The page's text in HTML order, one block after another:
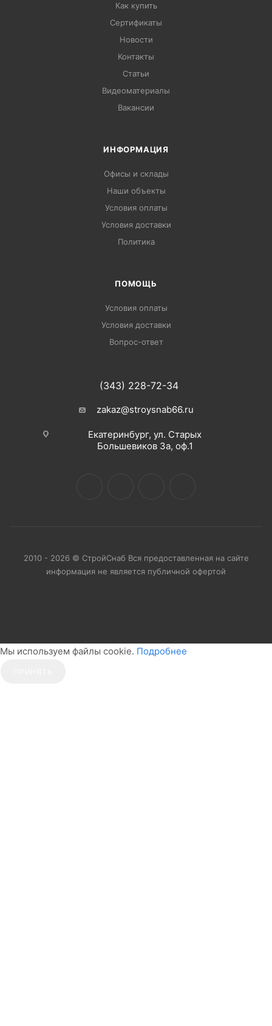
Как купить
Сертификаты
Новости
Контакты
Статьи
Видеоматериалы
Вакансии
ИНФОРМАЦИЯ
Офисы и склады
Наши объекты
Условия оплаты
Условия доставки
Политика
ПОМОЩЬ
Условия оплаты
Условия доставки
Вопрос-ответ
(343) 228-72-34
zakaz@stroysnab66.ru
Екатеринбург, ул. Старых
Большевиков 3а, оф.1
2010 - 2026 © СтройСнаб Вся предоставленная на сайте
информация не является публичной офертой
Мы используем файлы cookie. Подробнее